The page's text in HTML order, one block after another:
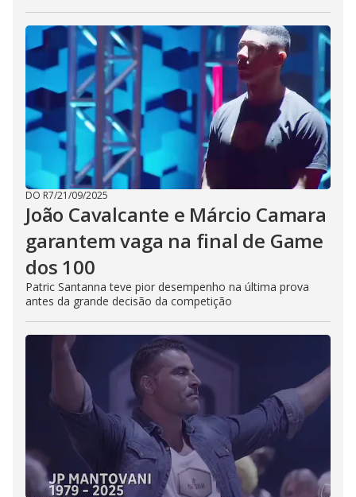
DO R7/21/09/2025
João Cavalcante e Márcio Camara
garantem vaga na final de Game
dos 100
Patric Santanna teve pior desempenho na última prova
antes da grande decisão da competição